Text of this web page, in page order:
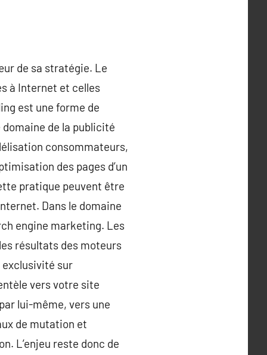
de sa stratégie. Le
à Internet et celles
est une forme de
de la publicité
consommateurs,
des pages d’un
pratique peuvent être
Dans le domaine
engine marketing. Les
résultats des moteurs
exclusivité sur
vers votre site
lui-même, vers une
de mutation et
L’enjeu reste donc de